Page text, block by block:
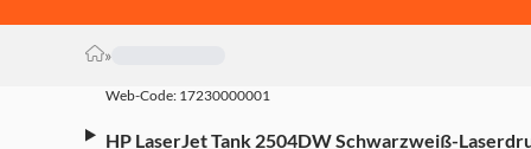
»
Web-Code: 17230000001
HP LaserJet Tank 2504DW Schwarzweiß-